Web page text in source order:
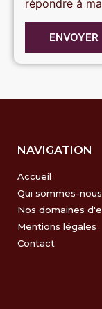
répondre à
ENVOYER
NAVIGATION
Accueil
Qui sommes-
Nos domaines
Mentions légales
Contact